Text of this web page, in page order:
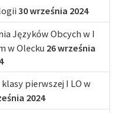
30 września 2024
Języków Obcych w I
w Olecku 26 września
pierwszej I LO w
2024